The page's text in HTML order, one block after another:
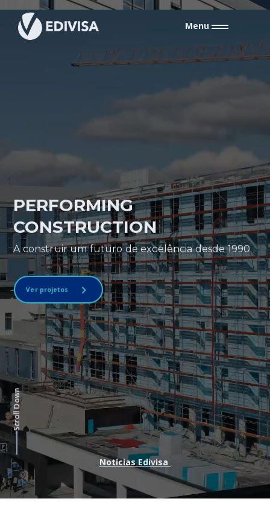
Menu
PERFORMING
CONSTRUCTION
A construir um futuro de excelência desde 1990.
Ver projetos
Scroll Down
Notícias Edivisa